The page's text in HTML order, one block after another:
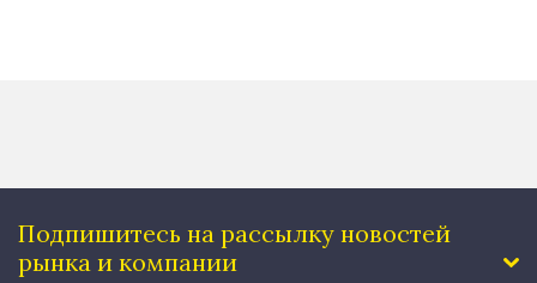
Подпишитесь на рассылку новостей
рынка и компании